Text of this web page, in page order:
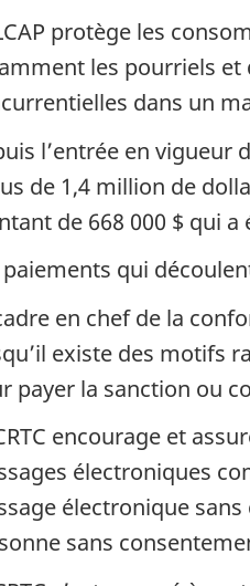
protège les
les pourriels et
dans un
l’entrée en vigueur
de 1,4 million de
de 668 000 $ qui a
paiements qui
en chef de la
existe des motifs
payer la sanction ou
encourage et
électroniques
électronique
sans